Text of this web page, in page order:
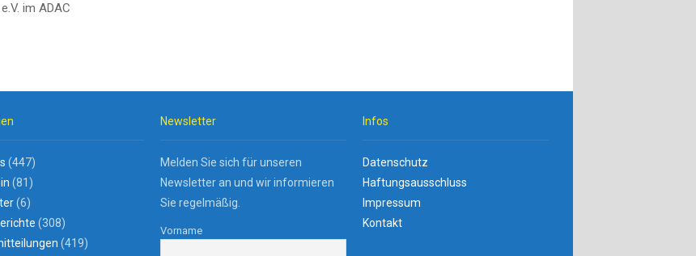
im ADAC
(447)
(81)
(6)
(308)
(419)
Newsletter
Melden Sie sich für unseren
Newsletter an und wir informieren
Sie regelmäßig.
Vorname
Infos
Datenschutz
Haftungsausschluss
Impressum
Kontakt